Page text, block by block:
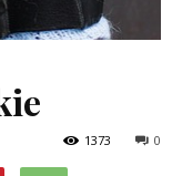
0
1373